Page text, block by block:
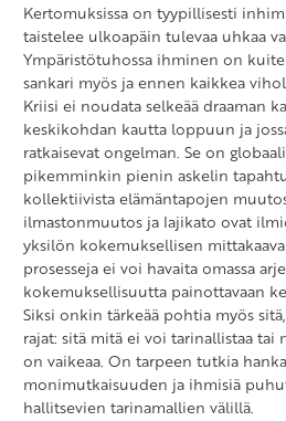
Kertomuksissa on tyypillisesti
taistelee ulkoapäin tulevaa uhkaa
Ympäristötuhossa ihminen on
sankari myös ja ennen kaikkea
Kriisi ei noudata selkeää draaman
keskikohdan kautta loppuun ja
ratkaisevat ongelman. Se on
pikemminkin pienin askelin
kollektiivista elämäntapojen
ilmastonmuutos ja lajikato ovat
yksilön kokemuksellisen
prosesseja ei voi havaita omassa
kokemuksellisuutta painottavaan
Siksi onkin tärkeää pohtia myös
rajat: sitä mitä ei voi tarinallistaa
on vaikeaa. On tarpeen tutkia
monimutkaisuuden ja ihmisiä
hallitsevien tarinamallien välillä.